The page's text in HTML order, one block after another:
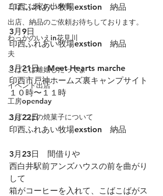
こばこば家の出来事
出店、納品のご依頼お待ちしております。
わっかのいえin花見川
夫
こばこば離婚したってよ
イベント出店
工房openday
こばこばの焼菓子について
印西ふれあい牧場exstion　納品
3月9日
印西ふれあい牧場exstion　納品
3月21日　Meet Hearts marche
印西市戸神ホームズ裏キャンプサイト
１０時〜１１時
3月22日
印西ふれあい牧場exstion　納品
3月23日　間借りや
西白井駅前アンズハウスの前を曲がり
して
箱がコーヒーを入れて、こばこばがス